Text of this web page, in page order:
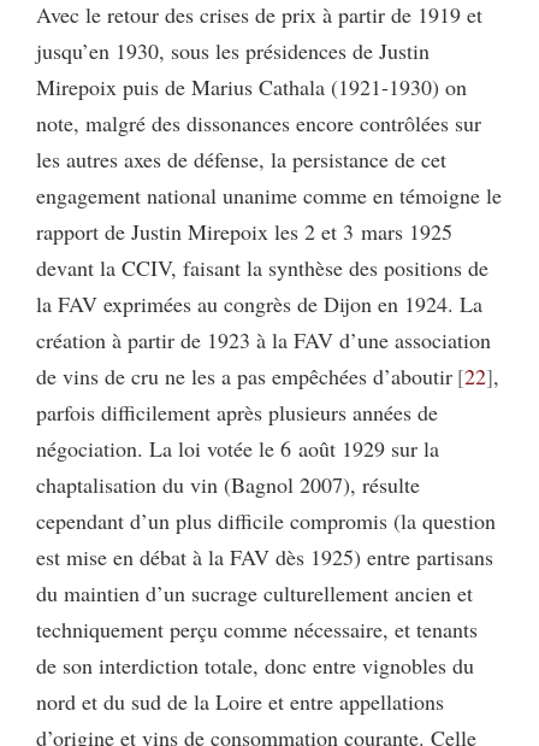
Avec le retour des crises de prix à partir de 1919 et
jusqu’en 1930, sous les présidences de Justin
Mirepoix puis de Marius Cathala (1921-1930) on
note, malgré des dissonances encore contrôlées sur
les autres axes de défense, la persistance de cet
engagement national unanime comme en témoigne le
rapport de Justin Mirepoix les 2 et 3 mars 1925
devant la CCIV, faisant la synthèse des positions de
la FAV exprimées au congrès de Dijon en 1924. La
création à partir de 1923 à la FAV d’une association
de vins de cru ne les a pas empêchées d’aboutir 22 ,
parfois difficilement après plusieurs années de
négociation. La loi votée le 6 août 1929 sur la
chaptalisation du vin (Bagnol 2007), résulte
cependant d’un plus difficile compromis (la question
est mise en débat à la FAV dès 1925) entre partisans
du maintien d’un sucrage culturellement ancien et
techniquement perçu comme nécessaire, et tenants
de son interdiction totale, donc entre vignobles du
nord et du sud de la Loire et entre appellations
d’origine et vins de consommation courante. Celle